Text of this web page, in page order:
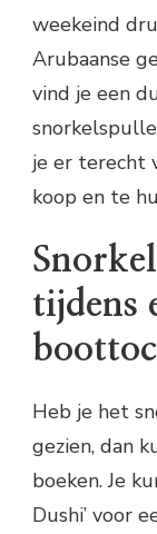
weekeind
Arubaanse
vind je een
je er terecht
koop en te
tijdens
Heb je het
gezien, dan
boeken. Je
Dushi’ voor